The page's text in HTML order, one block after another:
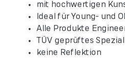
mit hochwertigen
Ideal für Young- und
Alle Produkte
TÜV geprüftes
keine Reflektion